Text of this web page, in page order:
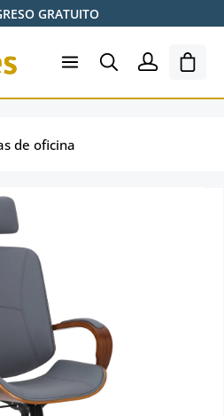
GRATUITO
El
de oficina